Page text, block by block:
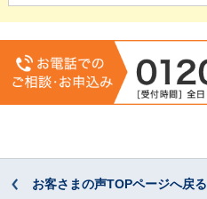
お客さまの声TOPページへ戻る